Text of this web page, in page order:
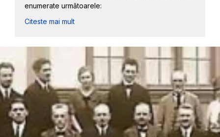
enumerate următoarele:
Citeste mai mult